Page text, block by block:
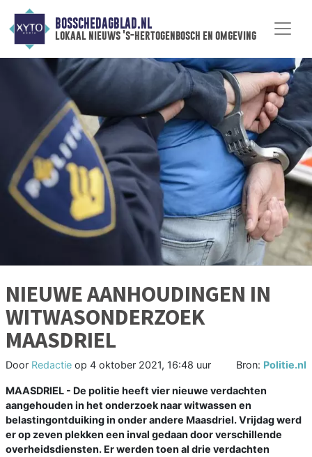
BOSSCHEDAGBLAD.NL
lokaal nieuws 's-hertogenbosch en omgeving
NIEUWE AANHOUDINGEN IN
WITWASONDERZOEK
MAASDRIEL
Door Redactie op 4 oktober 2021, 16:48 uur Bron: Politie.nl
MAASDRIEL - De politie heeft vier nieuwe verdachten
aangehouden in het onderzoek naar witwassen en
belastingontduiking in onder andere Maasdriel. Vrijdag werd
er op zeven plekken een inval gedaan door verschillende
overheidsdiensten. Er werden toen al drie verdachten